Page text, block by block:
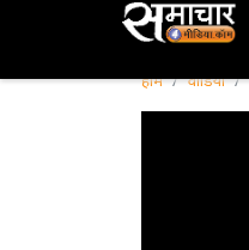
होम वीडियो